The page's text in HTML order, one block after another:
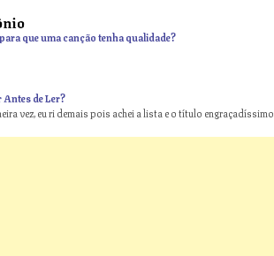
que uma canção tenha qualidade?
de Ler?
vez, eu ri demais pois achei a lista e o título